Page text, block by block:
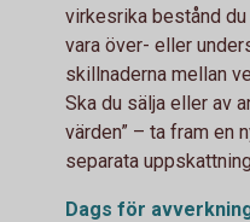
virkesrika bestånd
vara över- eller
skillnaderna mellan
Ska du sälja eller av
värden” – ta fram en
separata
Dags för